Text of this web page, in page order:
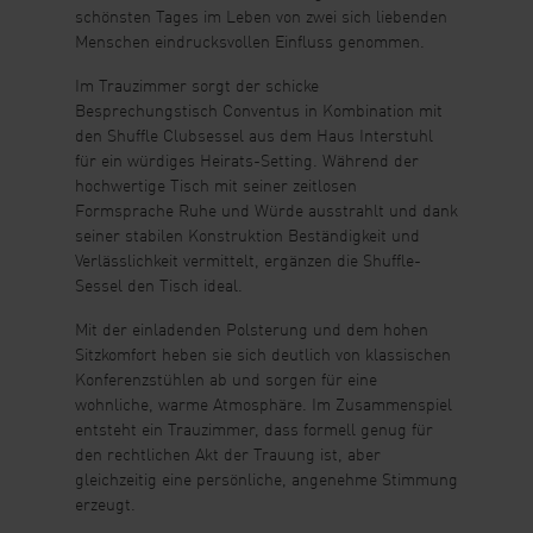
schönsten Tages im Leben von zwei sich liebenden
Menschen eindrucksvollen Einfluss genommen.
Im Trauzimmer sorgt der schicke
Besprechungstisch Conventus in Kombination mit
den Shuffle Clubsessel aus dem Haus Interstuhl
für ein würdiges Heirats-Setting. Während der
hochwertige Tisch mit seiner zeitlosen
Formsprache Ruhe und Würde ausstrahlt und dank
seiner stabilen Konstruktion Beständigkeit und
Verlässlichkeit vermittelt, ergänzen die Shuffle-
Sessel den Tisch ideal.
Mit der einladenden Polsterung und dem hohen
Sitzkomfort heben sie sich deutlich von klassischen
Konferenzstühlen ab und sorgen für eine
wohnliche, warme Atmosphäre. Im Zusammenspiel
entsteht ein Trauzimmer, dass formell genug für
den rechtlichen Akt der Trauung ist, aber
gleichzeitig eine persönliche, angenehme Stimmung
erzeugt.